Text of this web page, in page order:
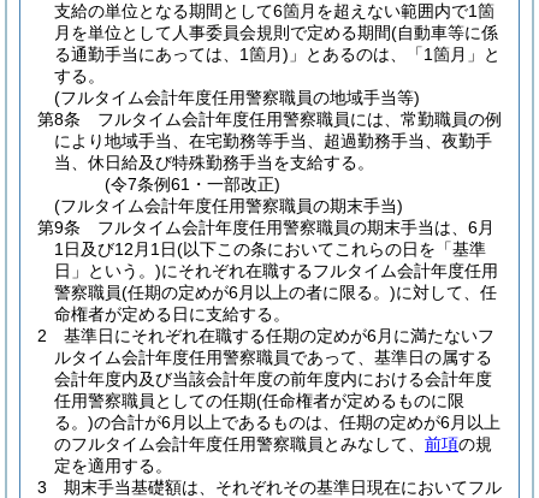
支給の単位となる期間として6箇月を超えない範囲内で1箇
月を単位として人事委員会規則で定める期間(自動車等に係
る通勤手当にあっては、1箇月) 」とあるのは、「1箇月」と
する。
(フルタイム会計年度任用警察職員の地域手当等)
第8条
フルタイム会計年度任用警察職員には、常勤職員の例
により地域手当、在宅勤務等手当、超過勤務手当、夜勤手
当、休日給及び特殊勤務手当を支給する。
(令7条例61・一部改正)
(フルタイム会計年度任用警察職員の期末手当)
第9条
フルタイム会計年度任用警察職員の期末手当は、6月
1日及び12月1日(以下この条においてこれらの日を「基準
日」という。)にそれぞれ在職するフルタイム会計年度任用
警察職員(任期の定めが6月以上の者に限る。)に対して、任
命権者が定める日に支給する。
2
基準日にそれぞれ在職する任期の定めが6月に満たないフ
ルタイム会計年度任用警察職員であって、基準日の属する
会計年度内及び当該会計年度の前年度内における会計年度
任用警察職員としての任期(任命権者が定めるものに限
る。)の合計が6月以上であるものは、任期の定めが6月以上
のフルタイム会計年度任用警察職員とみなして、 前項の規
定を適用する。
3
期末手当基礎額は、それぞれその基準日現在においてフル